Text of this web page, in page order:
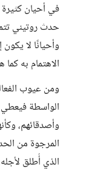
في أحيان
حدث روتيني
وأحيانًا لا
الاهتمام به
ومن عيوب
الواسطة
وأصدقائهم،
المرجوة من
الذي أُطلق